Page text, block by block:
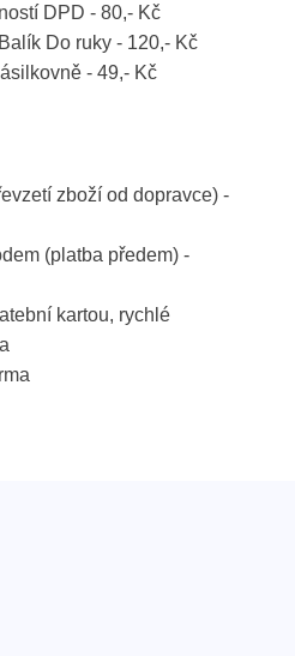
DPD - 80,- Kč
Do ruky - 120,- Kč
- 49,- Kč
zboží od dopravce) -
(platba předem) -
kartou, rychlé